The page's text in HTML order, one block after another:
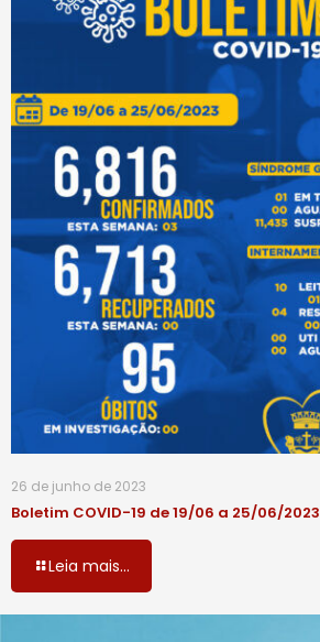
26 de junho de 2023
Boletim COVID-19 de 19/06 a 25/06/2023
Leia mais...